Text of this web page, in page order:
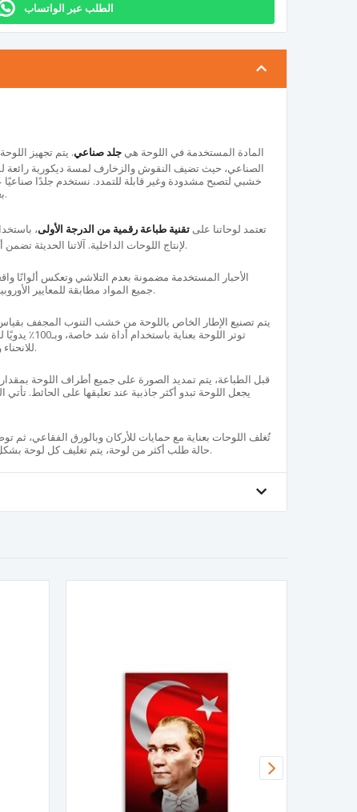
الطلب عبر الواتساب
المادة المستخدمة في اللوحة هي جلد صناعي. يتم تجهيز
الصناعي، حيث تضيف النقوش والزخارف لمسة ديكورية رائعة
خشبي لتصبح مشدودة وغير قابلة للتمدد. نستخدم جلدًا
بعناية محافظة على جودتها لفترة طويلة.
تعتمد لوحاتنا على تقنية طباعة رقمية من الدرجة الأولى،
لإنتاج اللوحات الداخلية. آلاتنا الحديثة تضمن أفضل النتائج وجودة عالية في التفاصيل.
الأحبار المستخدمة مضمونة بعدم التلاشي وتعكس ألوانًا
جميع المواد مطابقة للمعايير الأوروبية ولا تحتوي على أي مواد ضارة بالصحة.
توتر اللوحة
للانحناء والتشقق والتمدد، ويصمد أمام الحرارة.
يجعل اللوحة تبدو أكثر جاذبية عند تعليقها على الحائط.
تُغلف اللوحات بعناية مع حمايات للأركان وبالورق الفقاعي، ثم
حالة طلب أكثر من لوحة، يتم تغليف كل لوحة بشكل منفصل لضمان وصولها بأمان للعملاء.